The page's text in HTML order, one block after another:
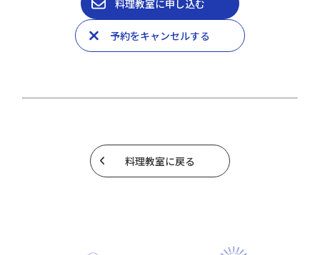
料理教室に申し込む
予約をキャンセルする
料理教室に戻る